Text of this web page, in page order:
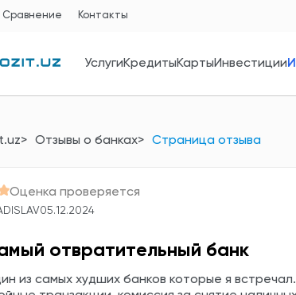
Сравнение Контакты
УслугиКредитыКартыИнвестиции
Отзывы о банках Страница отзыва
Оценка проверяется
05.12.2024
отвратительный банк
из самых худших банков которые я